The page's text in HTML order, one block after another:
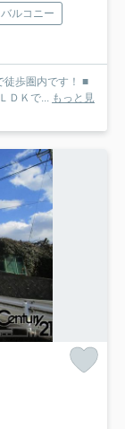
バルコニー
徒歩圏内です！ ■
ＤＫで... もっと見